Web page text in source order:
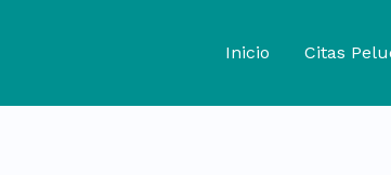
Inicio Citas